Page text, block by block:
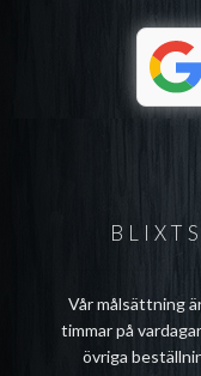
Vår målsättning
timmar på
övriga